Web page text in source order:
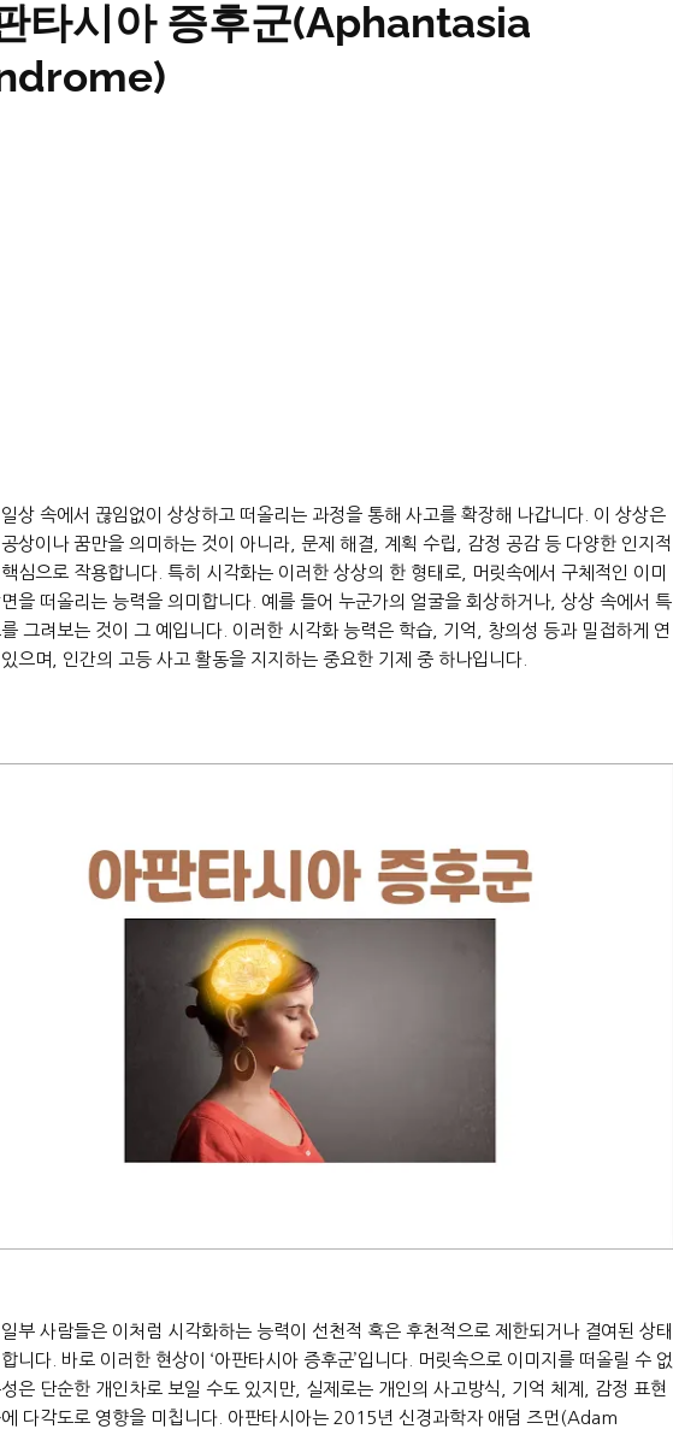
타시아 증후군(Aphantasia
상 속에서 끊임없이 상상하고 떠올리는 과정을 통해 사고를 확장해 나갑니다. 이 상상은
상이나 꿈만을 의미하는 것이 아니라, 문제 해결, 계획 수립, 감정 공감 등 다양한 인지적
심으로 작용합니다. 특히 시각화는 이러한 상상의 한 형태로, 머릿속에서 구체적인 이미
을 떠올리는 능력을 의미합니다. 예를 들어 누군가의 얼굴을 회상하거나, 상상 속에서 특
그려보는 것이 그 예입니다. 이러한 시각화 능력은 학습, 기억, 창의성 등과 밀접하게 연
으며, 인간의 고등 사고 활동을 지지하는 중요한 기제 중 하나입니다.
부 사람들은 이처럼 시각화하는 능력이 선천적 혹은 후천적으로 제한되거나 결여된 상태
니다. 바로 이러한 현상이 ‘아판타시아 증후군’입니다. 머릿속으로 이미지를 떠올릴 수 없
은 단순한 개인차로 보일 수도 있지만, 실제로는 개인의 사고방식, 기억 체계, 감정 표현
에 다각도로 영향을 미칩니다. 아판타시아는 2015년 신경과학자 애덤 즈먼(Adam